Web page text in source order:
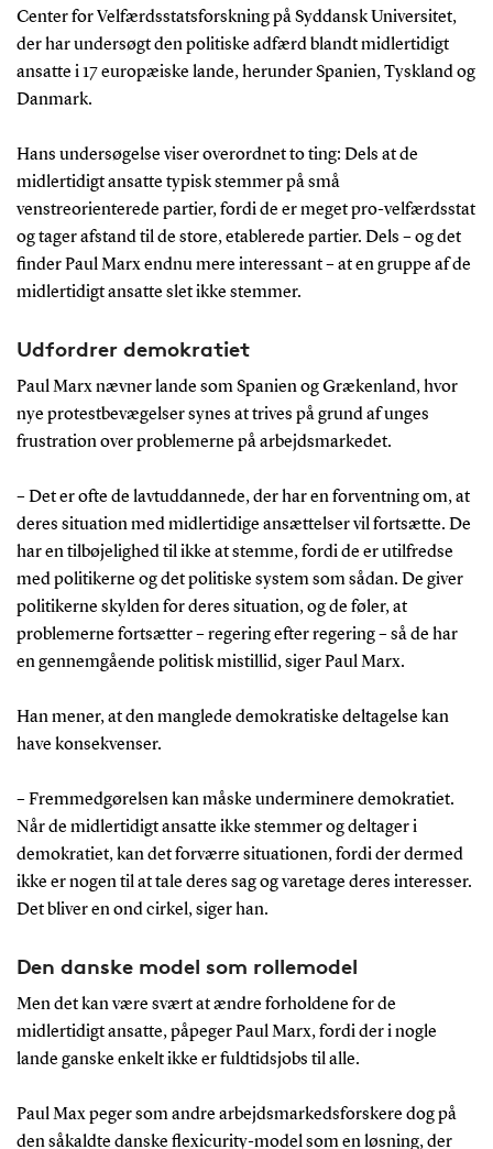
Center for Velfærdsstatsforskning på Syddansk Universitet,
der har undersøgt den politiske adfærd blandt midlertidigt
ansatte i 17 europæiske lande, herunder Spanien, Tyskland og
Danmark.
Hans undersøgelse viser overordnet to ting: Dels at de
midlertidigt ansatte typisk stemmer på små
venstreorienterede partier, fordi de er meget pro-velfærdsstat
og tager afstand til de store, etablerede partier. Dels – og det
finder Paul Marx endnu mere interessant – at en gruppe af de
midlertidigt ansatte slet ikke stemmer.
Udfordrer demokratiet
Paul Marx nævner lande som Spanien og Grækenland, hvor
nye protestbevægelser synes at trives på grund af unges
frustration over problemerne på arbejdsmarkedet.
– Det er ofte de lavtuddannede, der har en forventning om, at
deres situation med midlertidige ansættelser vil fortsætte. De
har en tilbøjelighed til ikke at stemme, fordi de er utilfredse
med politikerne og det politiske system som sådan. De giver
politikerne skylden for deres situation, og de føler, at
problemerne fortsætter – regering efter regering – så de har
en gennemgående politisk mistillid, siger Paul Marx.
Han mener, at den manglede demokratiske deltagelse kan
have konsekvenser.
– Fremmedgørelsen kan måske underminere demokratiet.
Når de midlertidigt ansatte ikke stemmer og deltager i
demokratiet, kan det forværre situationen, fordi der dermed
ikke er nogen til at tale deres sag og varetage deres interesser.
Det bliver en ond cirkel, siger han.
Den danske model som rollemodel
Men det kan være svært at ændre forholdene for de
midlertidigt ansatte, påpeger Paul Marx, fordi der i nogle
lande ganske enkelt ikke er fuldtidsjobs til alle.
Paul Max peger som andre arbejdsmarkedsforskere dog på
den såkaldte danske flexicurity-model som en løsning, der